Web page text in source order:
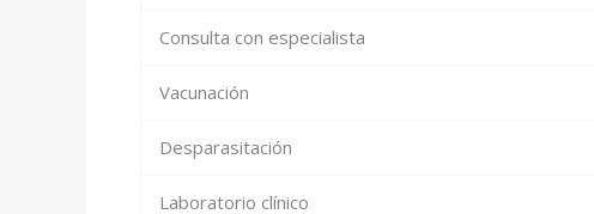
Consulta con especialista
Vacunación
Desparasitación
Laboratorio clínico